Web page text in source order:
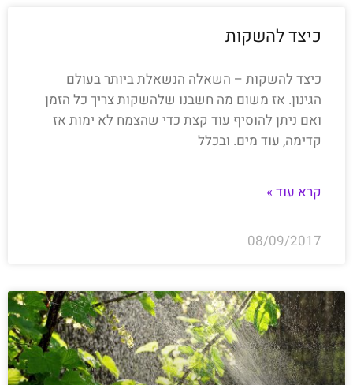
כיצד להשקות
כיצד להשקות – השאלה הנשאלת ביותר בעולם
הגינון. אז משום מה חשבנו שלהשקות צריך כל הזמן
ואם ניתן להוסיף עוד קצת כדי שהצמח לא ימות אז
קדימה, עוד מים. ובכלל
קרא עוד »
08/09/2017